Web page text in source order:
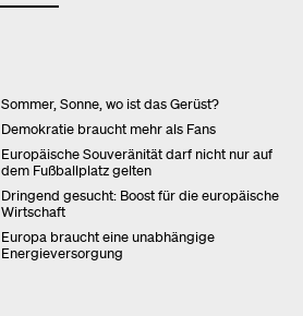
Sommer, Sonne, wo ist das Gerüst?
Demokratie braucht mehr als Fans
Europäische Souveränität darf nicht nur auf
dem Fußballplatz gelten
Dringend gesucht: Boost für die europäische
Wirtschaft
Europa braucht eine unabhängige
Energieversorgung